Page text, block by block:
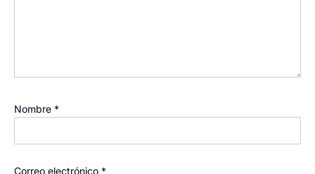
Nombre *
Correo electrónico *